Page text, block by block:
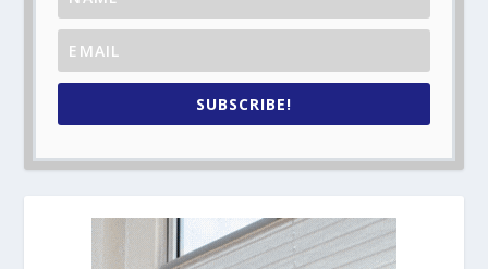
SUBSCRIBE!